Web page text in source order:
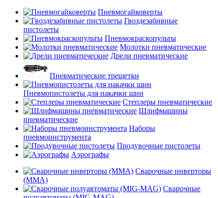
Пневмогайковерты
Гвоздезабивные
пистолеты
Пневмокраскопульты
Молотки пневматические
Дрели пневматические
Пневматические трещетки
Пневмопистолеты для накачки шин
Степлеры пневматические
Шлифмашины
пневматические
Наборы
пневмоинструмента
Продувочные пистолеты
Аэрографы
Сварочные инверторы
(MMA)
Сварочные